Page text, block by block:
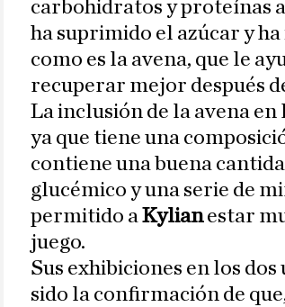
carbohidratos y proteínas
ha suprimido el azúcar y
como es la avena, que le
recuperar mejor después
La inclusión de la avena en
ya que tiene una
contiene una buena
glucémico y una serie de
permitido aKylianestar
juego.
Sus exhibiciones en los
sido la confirmación de